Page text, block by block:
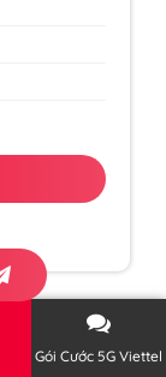
Gói Cước 5G Viettel